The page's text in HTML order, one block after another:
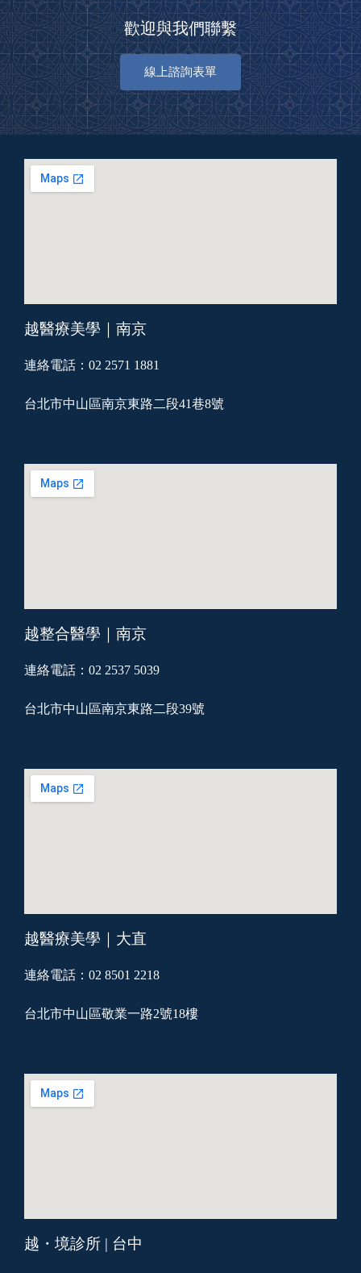
歡迎與我們聯繫
線上諮詢表單
越醫療美學｜南京
連絡電話：02 2571 1881
台北市中山區南京東路二段41巷8號
越整合醫學｜南京
連絡電話：02 2537 5039
台北市中山區南京東路二段39號
越醫療美學｜大直
連絡電話：02 8501 2218
台北市中山區敬業一路2號18樓
越・境診所 | 台中